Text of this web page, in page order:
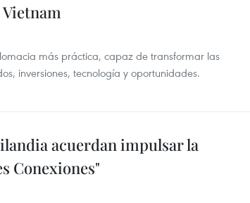
más práctica, capaz de transformar las
inversiones, tecnología y oportunidades.
acuerdan impulsar la
Conexiones"